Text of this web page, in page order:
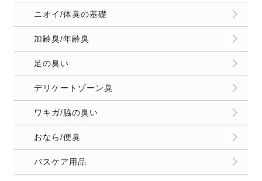
ニオイ/体臭の基礎
加齢臭/年齢臭
足の臭い
デリケートゾーン臭
ワキガ/脇の臭い
おなら/便臭
バスケア用品